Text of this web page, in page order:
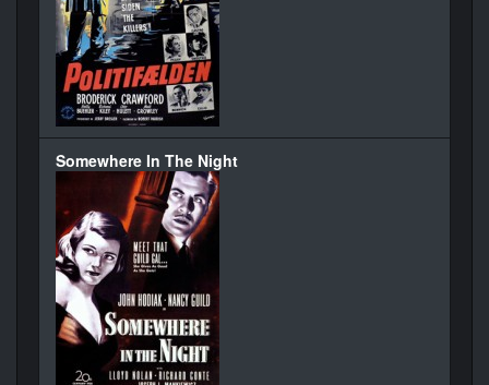
Somewhere In The Night